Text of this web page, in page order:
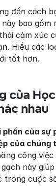
đến cách
bao gồm
cảm xúc
Hiểu các
tốt hơn.
của
nhau
phần của sự
của chúng
công việc
này
trong cuộc